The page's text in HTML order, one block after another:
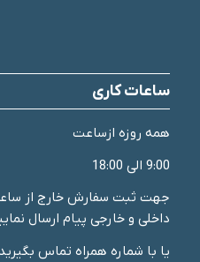
ساعات کاری
همه روزه ازساعت
9:00 الی 18:00
جهت ثبت سفارش خارج از
داخلی و خارجی پیام ارسال
یا با شماره همراه تماس